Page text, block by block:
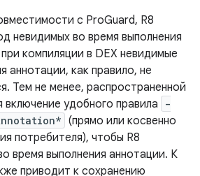
с ProGuard, R8
невидимых во время выполнения
компиляции в DEX невидимые
аннотации, как правило, не
Тем не менее, распространенной
включение удобного правила
-
(прямо или косвенно
потребителя), чтобы R8
время выполнения аннотации. К
приводит к сохранению